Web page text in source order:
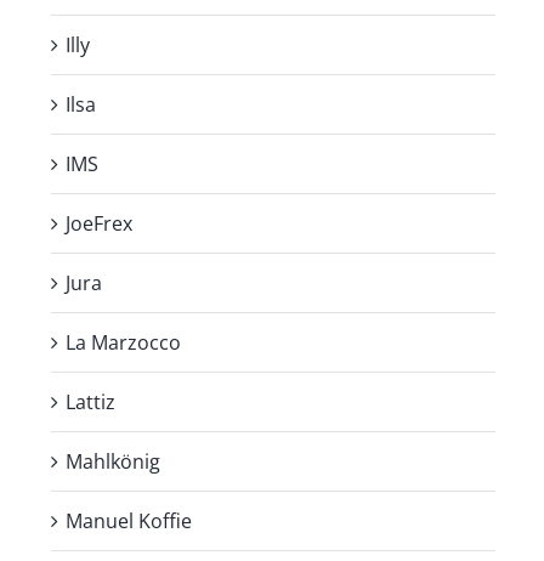
Illy
Ilsa
IMS
JoeFrex
Jura
La Marzocco
Lattiz
Mahlkönig
Manuel Koffie